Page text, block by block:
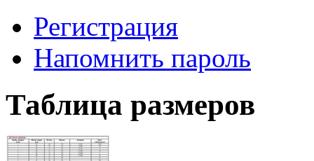
Регистрация
Напомнить пароль
Таблица размеров